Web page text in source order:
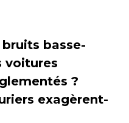
basse-
voitures
?
exagèrent-